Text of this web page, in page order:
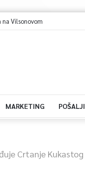
Vilsonovom
MARKETING
Crtanje Kukastog